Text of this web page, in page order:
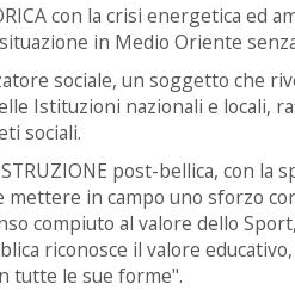
con la crisi energetica ed
in Medio Oriente
sociale, un soggetto che
Istituzioni nazionali e locali,
sociali.
post-bellica, con
mettere in campo uno sforzo
compiuto al valore dello
riconosce il valore
tutte le sue forme".